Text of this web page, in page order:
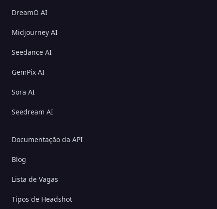
DreamO AI
Midjourney AI
Seedance AI
GemPix AI
Sora AI
Seedream AI
Documentação da API
Blog
Lista de Vagas
Tipos de Headshot